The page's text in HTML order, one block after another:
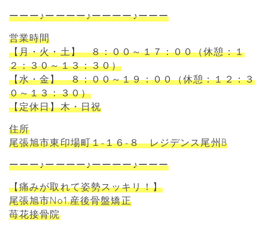
ーーー♪ーーーー♪ーーーー♪ーーー
営業時間
【月・火・土】 ８：００～１７：００（休憩：１
２：３０～１３：３０）
【水・金】 ８：００～１９：００（休憩：１２：３
０～１３：３０）
【定休日】木・日祝
住所
尾張旭市東印場町１-１６-８ レジデンス尾州B
ーーー♪ーーーー♪ーーーー♪ーーー
【痛みが取れて姿勢スッキリ！】
尾張旭市No1.産後骨盤矯正
苺花接骨院